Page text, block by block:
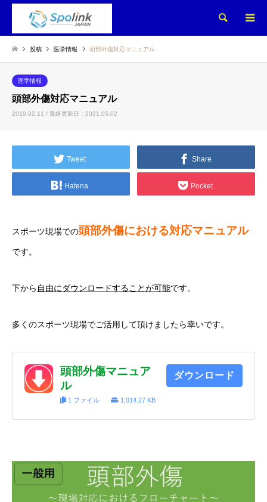
検索
投稿 医学情報 頭部外傷対応マニュアル
医学情報
頭部外傷対応マニュアル
2019.02.11 / 最終更新日：2021.05.02
Tweet Share
Hatena Pocket
スポーツ現場での頭部外傷における対応マニュアル
です。
下から 自由にダウンロードすることが可能です。
多くのスポーツ現場でご活用して頂けましたら幸いです。
頭部外傷マニュア
ル
1 ファイル 1,014.27 KB
ダウンロード